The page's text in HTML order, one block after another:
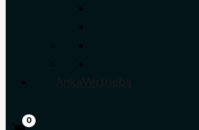
AnkaVertriebs